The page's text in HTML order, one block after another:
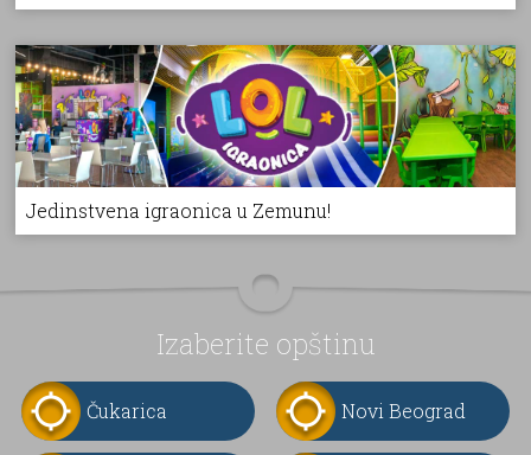
Jedinstvena igraonica u Zemunu!
Izaberite opštinu
Čukarica Novi Beograd